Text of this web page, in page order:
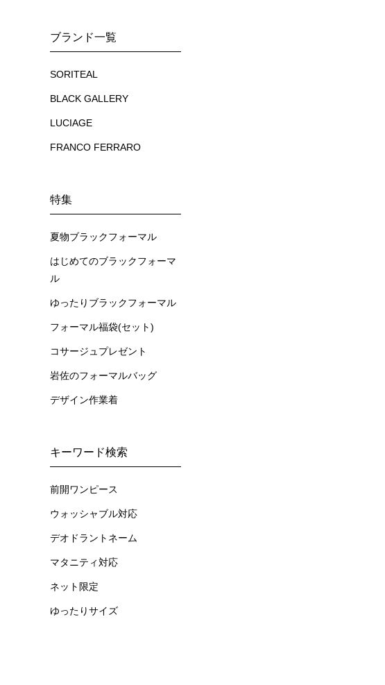
ブランド一覧
SORITEAL
BLACK GALLERY
LUCIAGE
FRANCO FERRARO
特集
夏物ブラックフォーマル
はじめてのブラックフォーマ
ル
ゆったりブラックフォーマル
フォーマル福袋(セット)
コサージュプレゼント
岩佐のフォーマルバッグ
デザイン作業着
キーワード検索
前開ワンピース
ウォッシャブル対応
デオドラントネーム
マタニティ対応
ネット限定
ゆったりサイズ